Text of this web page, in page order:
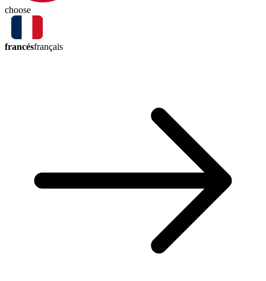
choose
francésfrançais